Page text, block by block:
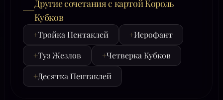
Другие сочетания с картой Король
Кубков
+Тройка Пентаклей +Иерофант
+Туз Жезлов +Четверка Кубков
+Десятка Пентаклей